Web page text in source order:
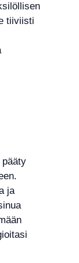
tiiviisti
ja